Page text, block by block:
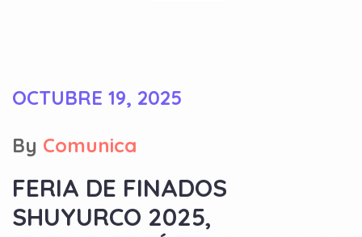
OCTUBRE 19, 2025
By Comunica
FERIA DE FINADOS
SHUYURCO 2025,